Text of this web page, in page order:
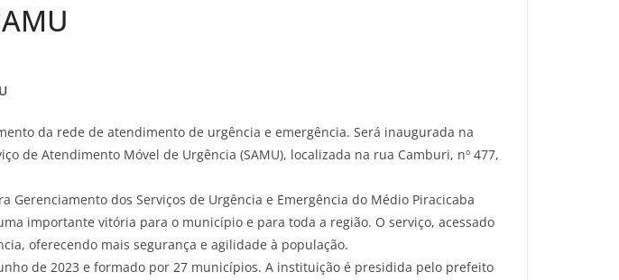
da rede de atendimento de urgência e emergência. Será inaugurada na
de Atendimento Móvel de Urgência (SAMU), localizada na rua Camburi, nº 477,
dos Serviços de Urgência e Emergência do Médio Piracicaba
importante vitória para o município e para toda a região. O serviço, acessado
oferecendo mais segurança e agilidade à população.
de 2023 e formado por 27 municípios. A instituição é presidida pelo prefeito